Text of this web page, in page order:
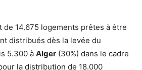
de 14.675 logements prêtes à être
distribués dès la levée du
5.300 à Alger (30%) dans le cadre
la distribution de 18.000